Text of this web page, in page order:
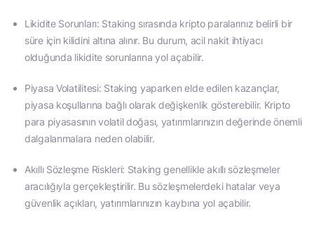
Likidite Sorunları: Staking sırasında kripto paralarınız belirli bir
süre için kilidini altına alınır. Bu durum, acil nakit ihtiyacı
olduğunda likidite sorunlarına yol açabilir.
Piyasa Volatilitesi: Staking yaparken elde edilen kazançlar,
piyasa koşullarına bağlı olarak değişkenlik gösterebilir. Kripto
para piyasasının volatil doğası, yatırımlarınızın değerinde önemli
dalgalanmalara neden olabilir.
Akıllı Sözleşme Riskleri: Staking genellikle akıllı sözleşmeler
aracılığıyla gerçekleştirilir. Bu sözleşmelerdeki hatalar veya
güvenlik açıkları, yatırımlarınızın kaybına yol açabilir.